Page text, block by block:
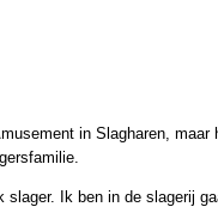
in Slagharen,
Ik ben in de slagerij